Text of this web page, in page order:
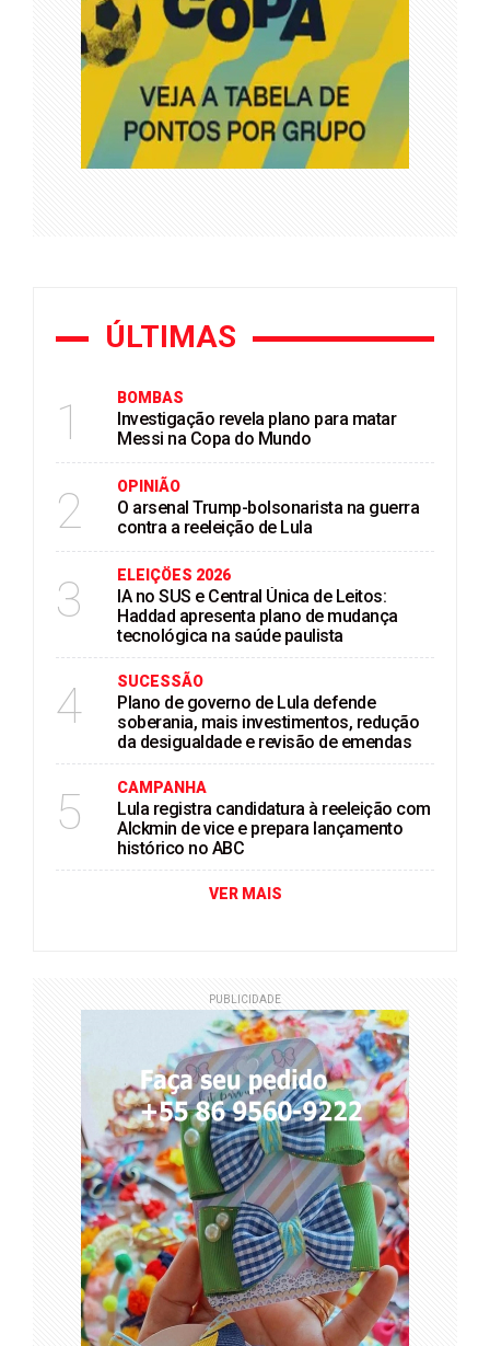
ÚLTIMAS
1 BOMBAS
Investigação revela plano para matar
Messi na Copa do Mundo
2 OPINIÃO
O arsenal Trump-bolsonarista na guerra
contra a reeleição de Lula
3 ELEIÇÖES 2026
IA no SUS e Central Única de Leitos:
Haddad apresenta plano de mudança
tecnológica na saúde paulista
4 SUCESSÃO
Plano de governo de Lula defende
soberania, mais investimentos, redução
da desigualdade e revisão de emendas
5 CAMPANHA
Lula registra candidatura à reeleição com
Alckmin de vice e prepara lançamento
histórico no ABC
VER MAIS
PUBLICIDADE